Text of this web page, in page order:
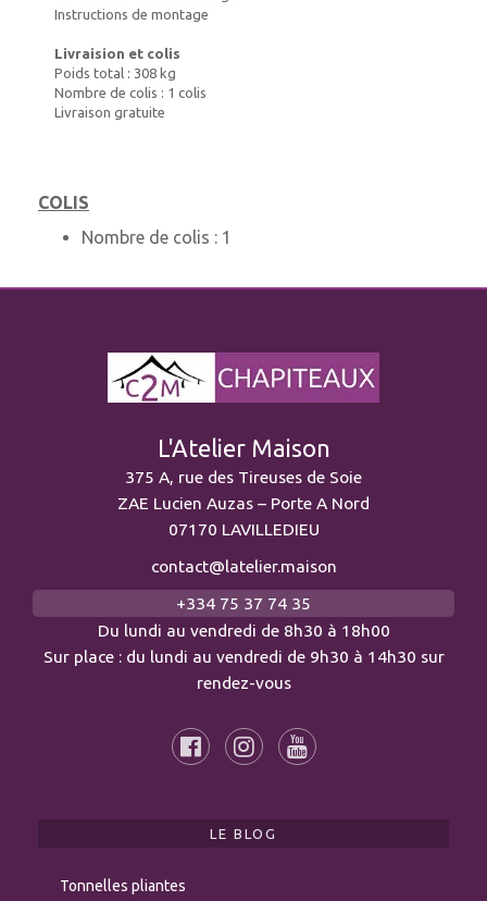
Instructions de montage
Livraision et colis
Poids total : 308 kg
Nombre de colis : 1 colis
Livraison gratuite
COLIS
Nombre de colis : 1
L'Atelier Maison
375 A, rue des Tireuses de Soie
ZAE Lucien Auzas – Porte A Nord
07170 LAVILLEDIEU
contact@latelier.maison
+334 75 37 74 35
Du lundi au vendredi de 8h30 à 18h00
Sur place : du lundi au vendredi de 9h30 à 14h30 sur
rendez-vous
LE BLOG
Tonnelles pliantes